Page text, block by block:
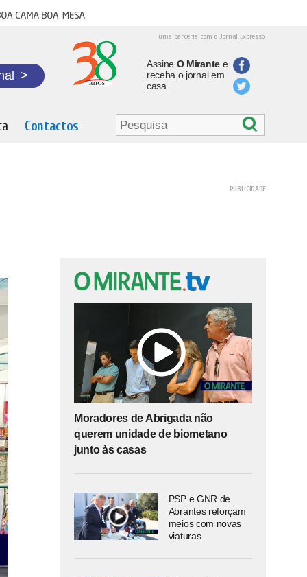
cama boa mesa
uma parceria com o Jornal Expresso
>
Assine O Mirantee
receba o jornal em
casa
Contactos
Moradores de Abrigada não
querem unidade de biometano
junto às casas
PSP e GNR de
Abrantes reforçam
meios com novas
viaturas